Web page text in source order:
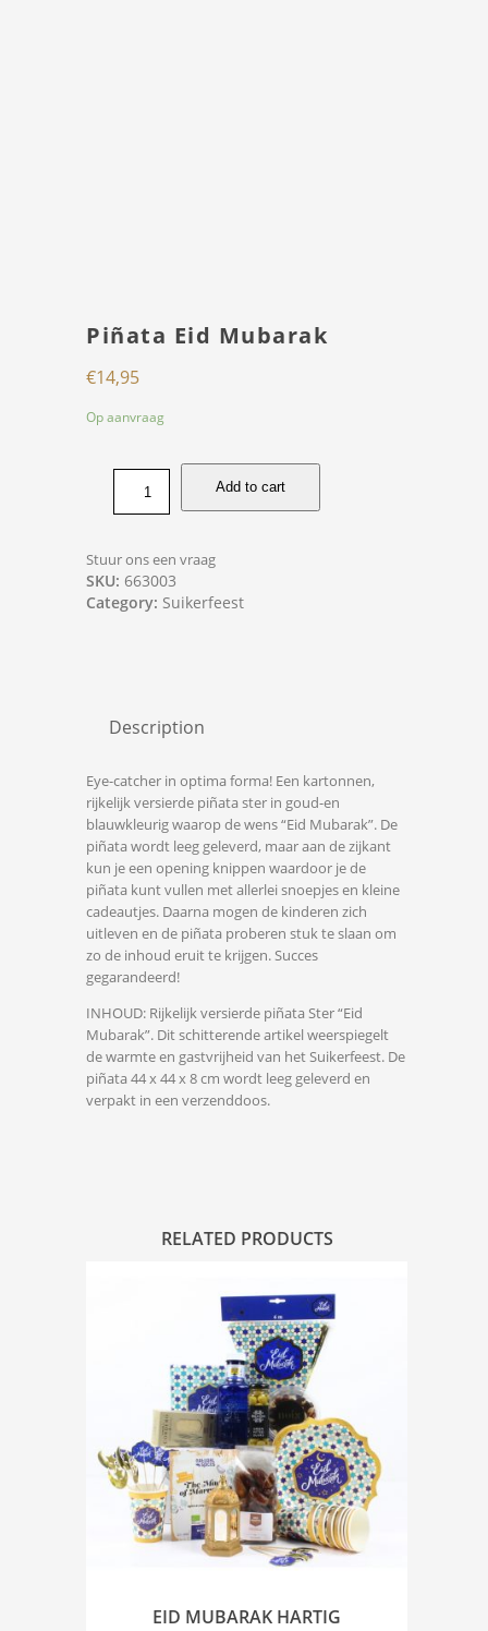
Piñata Eid Mubarak
€14,95
Op aanvraag
Add to cart
Stuur ons een vraag
SKU: 663003
Category: Suikerfeest
Description
Eye-catcher in optima forma! Een kartonnen,
rijkelijk versierde piñata ster in goud-en
blauwkleurig waarop de wens “Eid Mubarak”. De
piñata wordt leeg geleverd, maar aan de zijkant
kun je een opening knippen waardoor je de
piñata kunt vullen met allerlei snoepjes en kleine
cadeautjes. Daarna mogen de kinderen zich
uitleven en de piñata proberen stuk te slaan om
zo de inhoud eruit te krijgen. Succes
gegarandeerd!
INHOUD: Rijkelijk versierde piñata Ster “Eid
Mubarak”. Dit schitterende artikel weerspiegelt
de warmte en gastvrijheid van het Suikerfeest. De
piñata 44 x 44 x 8 cm wordt leeg geleverd en
verpakt in een verzenddoos.
RELATED PRODUCTS
EID MUBARAK HARTIG